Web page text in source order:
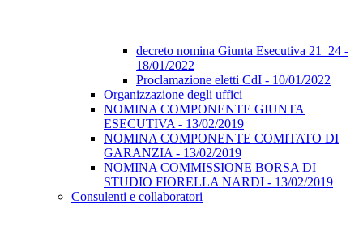
decreto nomina Giunta Esecutiva 21_24 -
18/01/2022
Proclamazione eletti CdI - 10/01/2022
Organizzazione degli uffici
NOMINA COMPONENTE GIUNTA
ESECUTIVA - 13/02/2019
NOMINA COMPONENTE COMITATO DI
GARANZIA - 13/02/2019
NOMINA COMMISSIONE BORSA DI
STUDIO FIORELLA NARDI - 13/02/2019
Consulenti e collaboratori